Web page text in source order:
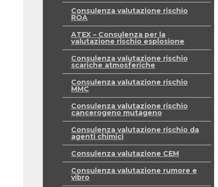
Consulenza valutazione rischio
ROA
ATEX – Consulenza per la
valutazione rischio esplosione
Consulenza valutazione rischio
scariche atmosferiche
Consulenza valutazione rischio
MMC
Consulenza valutazione rischio
cancerogeno mutageno
Consulenza valutazione rischio da
agenti chimici
Consulenza valutazione CEM
Consulenza valutazione rumore e
vibro